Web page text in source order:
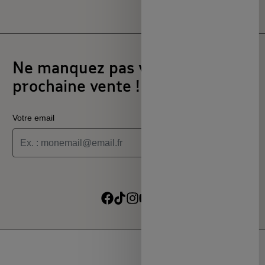
Ne manquez pas votre
prochaine vente !
Votre email
Je souhaite recevoir les alertes des ventes découvertes du